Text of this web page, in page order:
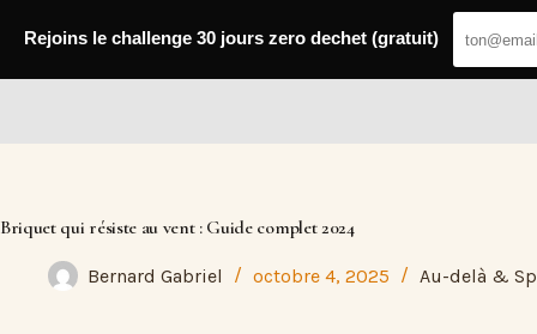
contenu
Briquet qui résiste au vent : Guide complet 2024
Bernard Gabriel octobre 4, 2025 Au-delà &
Rejoins le challenge 30 jours zero dechet (gratuit)